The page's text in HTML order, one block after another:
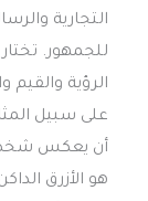
التجارية
للجمهور.
الرؤية والقيم
على سبيل
أن يعكس
هو الأزرق